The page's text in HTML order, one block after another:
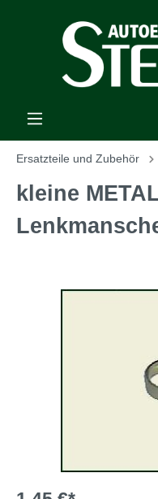
Ersatzteile und Zubehör
kleine